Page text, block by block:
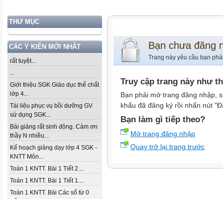
THƯ MỤC
CÁC Ý KIẾN MỚI NHẤT
rất tuyệt...
...
Giới thiệu SGK Giáo dục thể chất
lớp 4...
Tài liệu phục vụ bồi dưỡng GV
sử dụng SGK...
Bài giảng rất sinh động. Cảm ơn
thầy N nhiều...
Kế hoạch giảng dạy lớp 4 SGK -
KNTT Môn...
Toán 1 KNTT. Bài 1 Tiết 2....
Toán 1 KNTT. Bài 1 Tiết 1....
Toán 1 KNTT. Bài Các số từ 0
Bạn chưa đăng
Trang này yêu cầu bạn
Truy cập trang này như
Bạn phải mở trang đăng nhập,
khẩu đã đăng ký rồi nhấn nút
Bạn làm gì tiếp theo?
Mở trang đăng nhập
Quay trở lại trang trước